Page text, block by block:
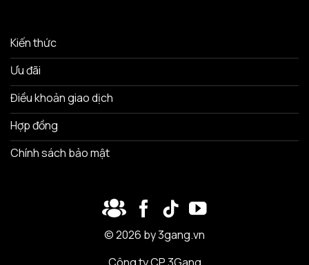
Kiến thức
Ưu đãi
Điều khoản giao dịch
Hợp đồng
Chính sách bảo mật
© 2026 by 3gang.vn